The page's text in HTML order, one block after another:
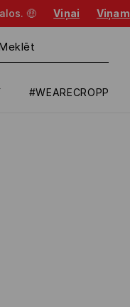
🤑 Viņai Viņam
#WEARECROPP